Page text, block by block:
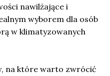
nawilżające i
wyborem dla osób
w klimatyzowanych
na które warto zwrócić